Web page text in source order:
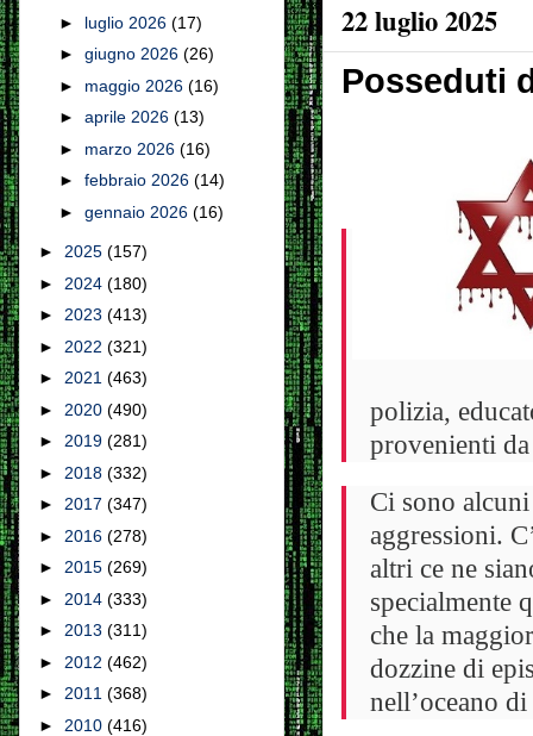
22 luglio 2025
Posseduti
polizia,
provenienti
Ci sono
aggressioni.
altri ce ne
specialmente
che la
dozzine di
nell’oceano
► luglio 2026 (17)
► giugno 2026 (26)
► maggio 2026 (16)
► aprile 2026 (13)
► marzo 2026 (16)
► febbraio 2026 (14)
► gennaio 2026 (16)
► 2025 (157)
► 2024 (180)
► 2023 (413)
► 2022 (321)
► 2021 (463)
► 2020 (490)
► 2019 (281)
► 2018 (332)
► 2017 (347)
► 2016 (278)
► 2015 (269)
► 2014 (333)
► 2013 (311)
► 2012 (462)
► 2011 (368)
► 2010 (416)